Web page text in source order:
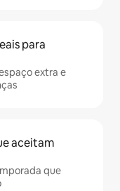
para
extra e
aceitam
que